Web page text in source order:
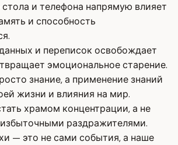
и телефона напрямую влияет
и способность
и переписок освобождает
эмоциональное старение.
знание, а применение знаний
жизни и влияния на мир.
храмом концентрации, а не
раздражителями.
— это не сами события, а наше